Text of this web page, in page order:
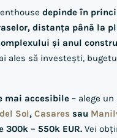
depinde în
distanța până la
și anul
ales să investești,
mai accesibile – alege
Sol, Casares sau
300k – 550k EUR. Vei